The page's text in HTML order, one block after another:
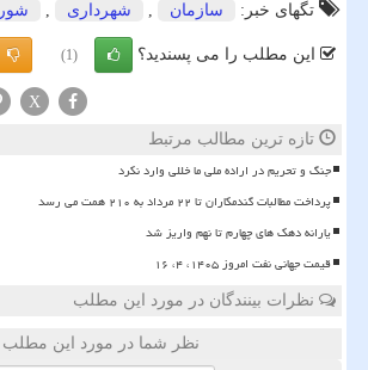
تگهای خبر:
سازمان , شهرداری , شورا
این مطلب را می پسندید؟ (1)
X
تازه ترین مطالب مرتبط
جنگ و تحریم در اراده ملی ما خللی وارد نکرد
پرداخت مطالبات گندمکاران تا ۲۲ مرداد به ۲۱۰ همت می رسد
یارانه دهک های چهارم تا نهم واریز شد
قیمت جهانی نفت امروز ۱۴۰۵، ۴، ۱۶
نظرات بینندگان در مورد این مطلب
نظر شما در مورد این مطلب